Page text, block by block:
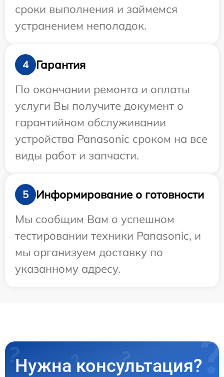
сроки выполнения и займемся
устранением неполадок.
4
Гарантия
По окончании ремонта и оплаты
услуги Вы получите документ о
гарантийном обслуживании
устройства Panasonic сроком на все
виды работ и запчасти.
5
Информирование о готовности
Мы сообщим Вам о успешном
тестировании техники Panasonic, и
мы организуем доставку по
указанному адресу.
Нужна консультация?